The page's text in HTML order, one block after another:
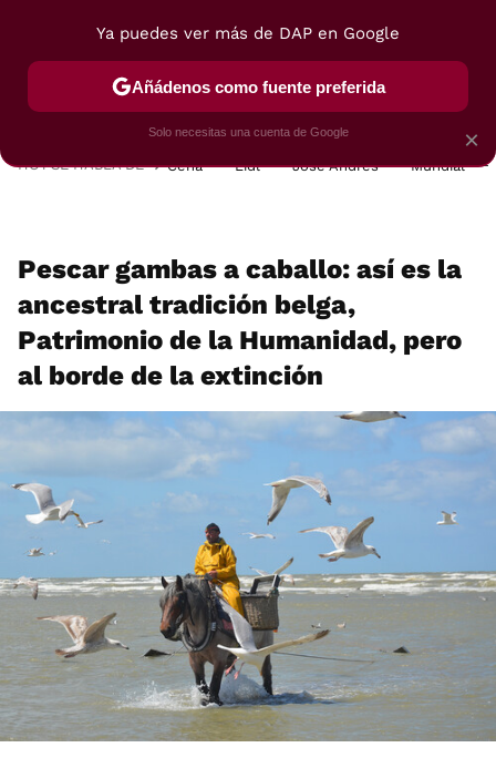
POSTRES VIAJES SELECCIÓN VEGUI
HOY SE HABLA DE Cena Lidl José Andrés Mundial
Pescar gambas a caballo: así es la
ancestral tradición belga,
Patrimonio de la Humanidad, pero
al borde de la extinción
×
Ya puedes ver más de DAP en Google
Añádenos como fuente preferida
Solo necesitas una cuenta de Google